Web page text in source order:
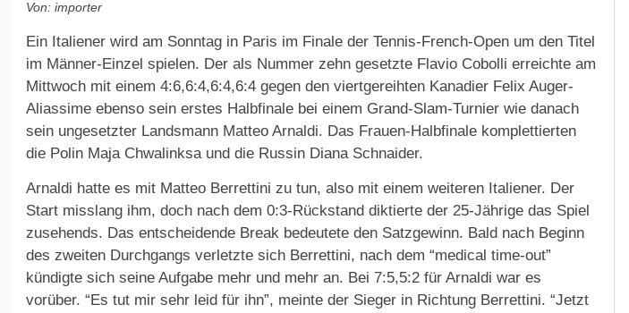
Von: importer
Ein Italiener wird am Sonntag in Paris im Finale der Tennis-French-Open um den Titel
im Männer-Einzel spielen. Der als Nummer zehn gesetzte Flavio Cobolli erreichte am
Mittwoch mit einem 4:6,6:4,6:4,6:4 gegen den viertgereihten Kanadier Felix Auger-
Aliassime ebenso sein erstes Halbfinale bei einem Grand-Slam-Turnier wie danach
sein ungesetzter Landsmann Matteo Arnaldi. Das Frauen-Halbfinale komplettierten
die Polin Maja Chwalinksa und die Russin Diana Schnaider.
Arnaldi hatte es mit Matteo Berrettini zu tun, also mit einem weiteren Italiener. Der
Start misslang ihm, doch nach dem 0:3-Rückstand diktierte der 25-Jährige das Spiel
zusehends. Das entscheidende Break bedeutete den Satzgewinn. Bald nach Beginn
des zweiten Durchgangs verletzte sich Berrettini, nach dem “medical time-out”
kündigte sich seine Aufgabe mehr und mehr an. Bei 7:5,5:2 für Arnaldi war es
vorüber. “Es tut mir sehr leid für ihn”, meinte der Sieger in Richtung Berrettini. “Jetzt